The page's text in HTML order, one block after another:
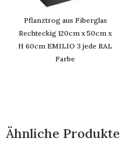
Pflanztrog aus Fiberglas
Rechteckig 120cm x 50cm x
H 60cm EMILIO 3 jede RAL
Farbe
Ähnliche Produkte